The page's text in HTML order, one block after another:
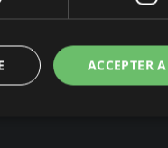
platform
ACCEPTER